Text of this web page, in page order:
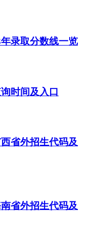
录取分数线一览
时间及入口
省外招生代码及
省外招生代码及